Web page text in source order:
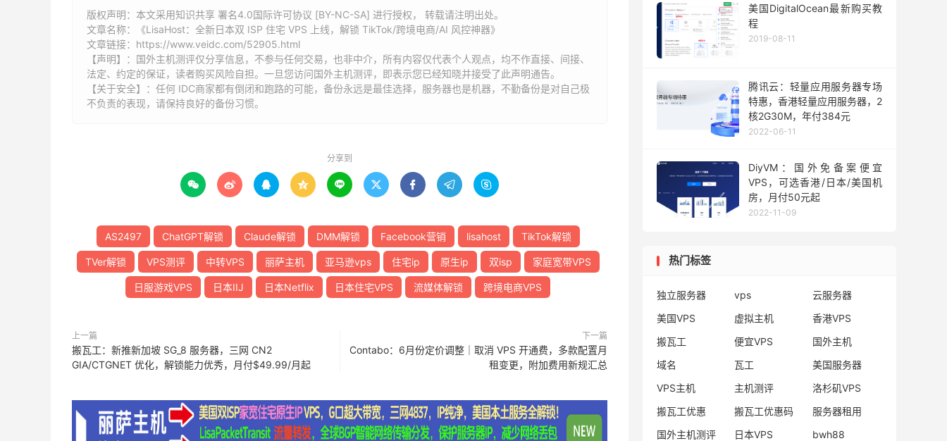
版权声明：本文采用知识共享 署名4.0国际许可协议 [BY-NC-SA] 进行授权， 转载请注明出处。
文章名称：《LisaHost：全新日本双 ISP 住宅 VPS 上线，解锁 TikTok/跨境电商/AI 风控神器》
文章链接： https://www.veidc.com/52905.html
【声明】：国外主机测评仅分享信息，不参与任何交易，也非中介，所有内容仅代表个人观点，均不作直接、间接、
法定、约定的保证，读者购买风险自担。一旦您访问国外主机测评，即表示您已经知晓并接受了此声明通告。
【关于安全】：任何 IDC商家都有倒闭和跑路的可能，备份永远是最佳选择，服务器也是机器，不勤备份是对自己极
不负责的表现，请保持良好的备份习惯。
分享到
        
AS2497 ChatGPT解锁 Claude解锁 DMM解锁 Facebook营销 lisahost TikTok解锁
TVer解锁 VPS测评 中转VPS 丽萨主机 亚马逊vps 住宅ip 原生ip 双isp 家庭宽带VPS
日服游戏VPS 日本IIJ 日本Netflix 日本住宅VPS 流媒体解锁 跨境电商VPS
上一篇
搬瓦工：新推新加坡 SG_8 服务器，三网 CN2
GIA/CTGNET 优化，解锁能力优秀，月付$49.99/月起
下一篇
Contabo：6月份定价调整｜取消 VPS 开通费，多款配置月
租变更，附加费用新规汇总
美国DigitalOcean最新购买教
程
2019-08-11
腾讯云：轻量应用服务器专场
特惠，香港轻量应用服务器，2
核2G30M，年付384元
2022-06-11
DiyVM：国外免备案便宜
VPS，可选香港/日本/美国机
房，月付50元起
2022-11-09
热门标签
独立服务器 vps
云服务器
美国VPS
虚拟主机
香港VPS
搬瓦工
便宜VPS
国外主机
域名
瓦工
美国服务器
VPS主机
主机测评
洛杉矶VPS
搬瓦工优惠
搬瓦工优惠码
服务器租用
国外主机测评
日本VPS
bwh88